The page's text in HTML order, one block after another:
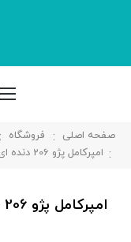
صفحه اصلی فروشگاه
امپرکامل پژو 206 دنده ای سوکت مشکی مدل بالا ، سازه پویش